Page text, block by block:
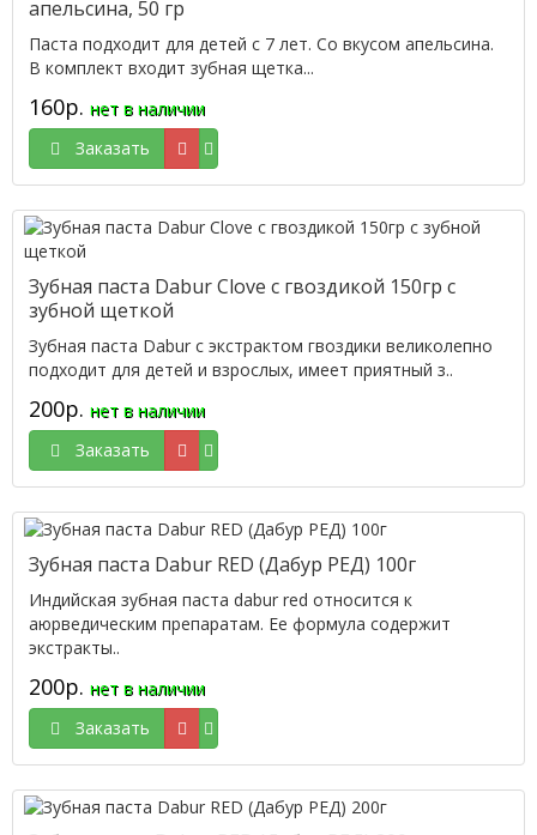
апельсина, 50 гр
Паста подходит для детей с 7 лет. Со вкусом апельсина.
В комплект входит зубная щетка...
160р. нет в наличии
Заказать
Зубная паста Dabur Clove с гвоздикой 150гр с
зубной щеткой
Зубная паста Dabur с экстрактом гвоздики великолепно
подходит для детей и взрослых, имеет приятный з..
200р. нет в наличии
Заказать
Зубная паста Dabur RED (Дабур РЕД) 100г
Индийская зубная паста dabur red относится к
аюрведическим препаратам. Ее формула содержит
экстракты..
200р. нет в наличии
Заказать